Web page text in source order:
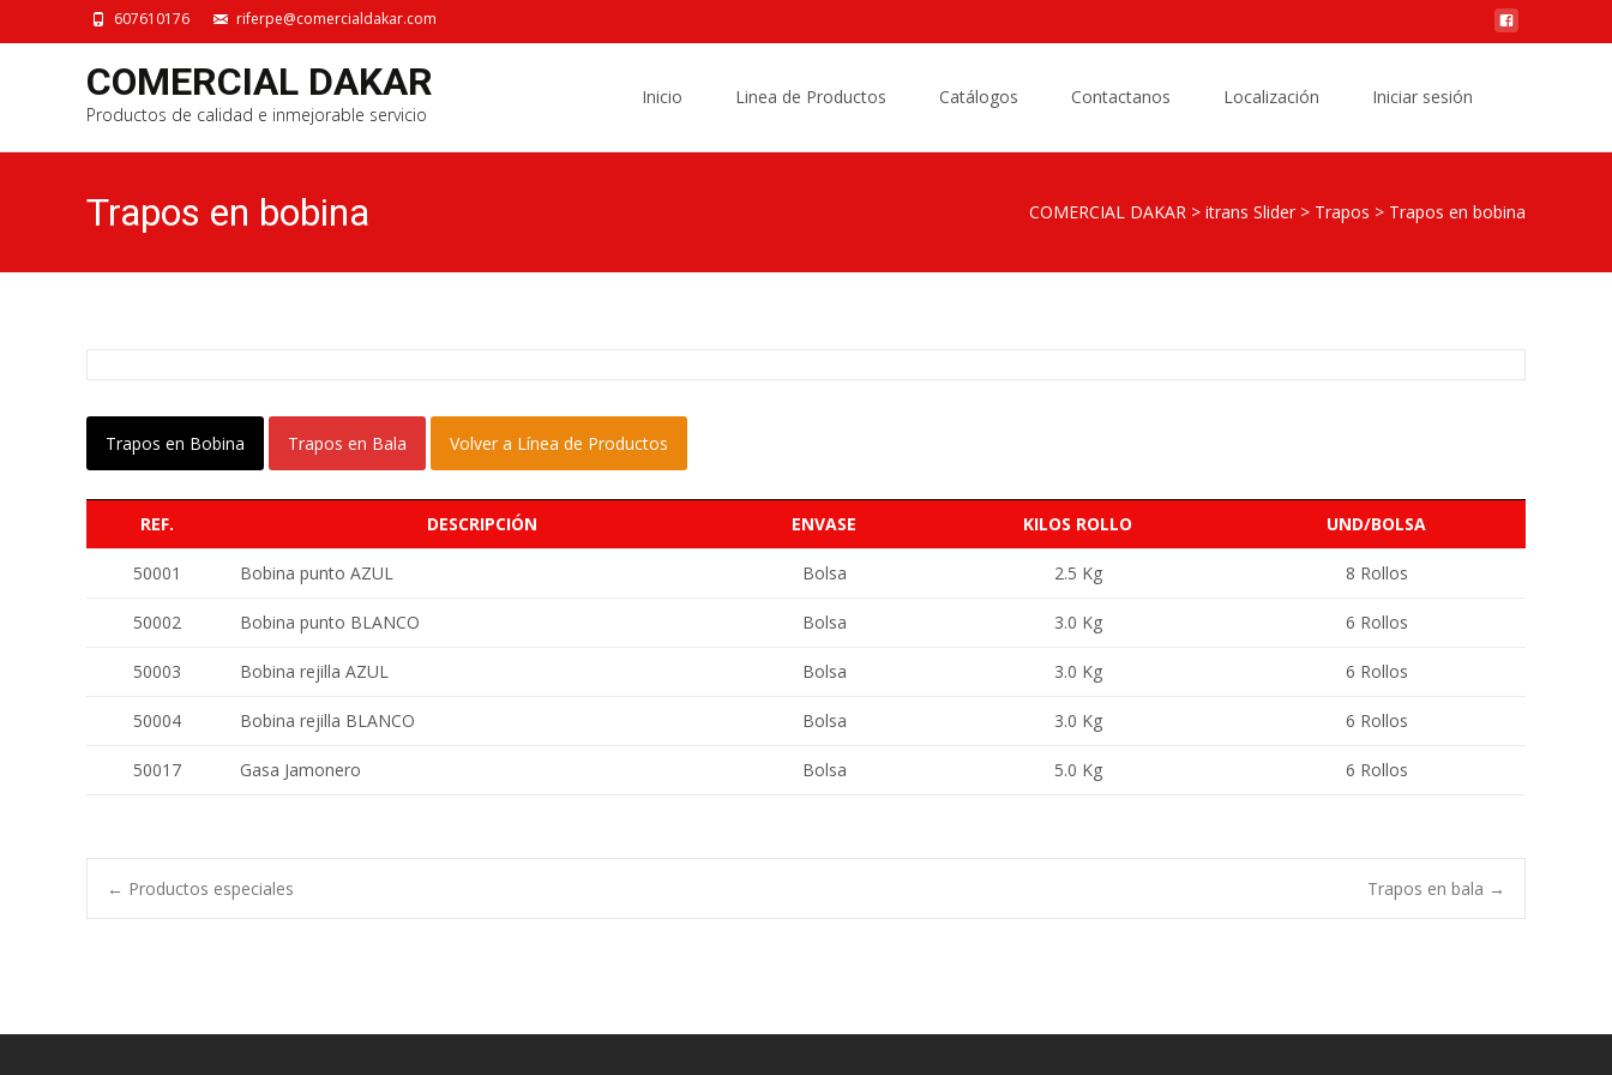
607610176 riferpe@comercialdakar.com
COMERCIAL DAKAR
Productos de calidad e inmejorable servicio
Inicio Linea de Productos Catálogos Contactanos Localización Iniciar sesión
Trapos en bobina COMERCIAL DAKAR > itrans Slider > Trapos > Trapos en bobina
Trapos en Bobina Trapos en Bala Volver a Línea de Productos
REF. DESCRIPCIÓN ENVASE KILOS ROLLO UND/BOLSA
50001 Bobina punto AZUL Bolsa 2.5 Kg 8 Rollos
50002 Bobina punto BLANCO Bolsa 3.0 Kg 6 Rollos
50003 Bobina rejilla AZUL Bolsa 3.0 Kg 6 Rollos
50004 Bobina rejilla BLANCO Bolsa 3.0 Kg 6 Rollos
50017 Gasa Jamonero Bolsa 5.0 Kg 6 Rollos
Navegación
entradas
← Productos especiales Trapos en bala →